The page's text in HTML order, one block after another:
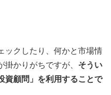
ックしたり、何かと市場情
かりがちですが、 そうい
資顧問」を利用することで